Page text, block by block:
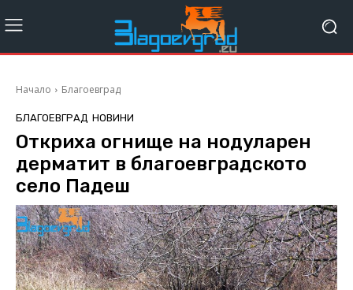
Начало Благоевград
БЛАГОЕВГРАД НОВИНИ
Откриха огнище на нодуларен
дерматит в благоевградското
село Падеш